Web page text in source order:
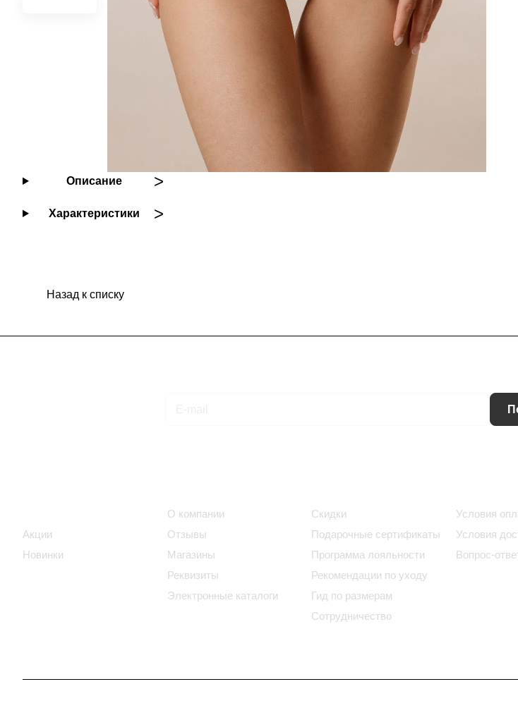
Описание
Характеристики
Назад к списку
Акции
Новинки
О компании
Отзывы
Магазины
Реквизиты
Электронные каталоги
Скидки
Подарочные сертификаты
Программа лояльности
Рекомендации по уходу
Гид по размерам
Сотрудничество
Условия
Условия
Вопрос-